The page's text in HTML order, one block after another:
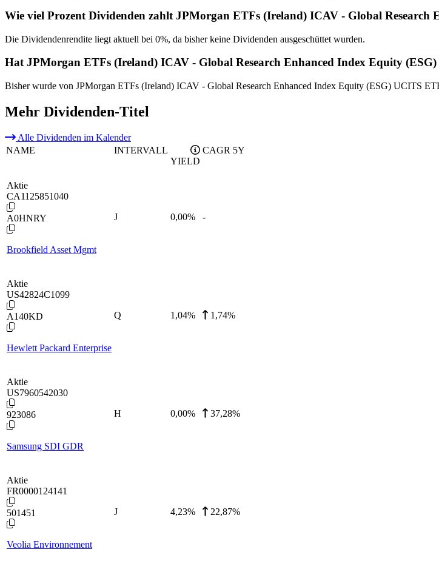
Wie viel Prozent Dividenden zahlt JPMorgan ETFs (Ireland) ICAV - Global
Die Dividendenrendite liegt aktuell bei 0%, da bisher keine Dividenden ausgeschüttet wurden.
Hat JPMorgan ETFs (Ireland) ICAV - Global Research Enhanced Index Equity
Bisher wurde von JPMorgan ETFs (Ireland) ICAV - Global Research Enhanced Index Equity (ESG) UCITS
Mehr Dividenden-Titel
Alle Dividenden im Kalender
NAME
INTERVALL
YIELD
CAGR 5Y
Aktie
CA1125851040
A0HNRY
Brookfield Asset Mgmt
J 0,00% -
Aktie
US42824C1099
A140KD
Hewlett Packard Enterprise
Q 1,04% 1,74%
Aktie
US7960542030
923086
Samsung SDI GDR
H 0,00% 37,28%
Aktie
FR0000124141
501451
Veolia Environnement
J 4,23% 22,87%